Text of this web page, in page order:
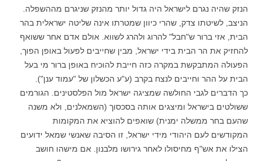
הנזק שהיה נגרם לישראל היה גדול יותר מהנזק שניגרם מההשפלה.
הניצב, לשיטתו צדק, שהרי כיוון שמטרתו אינה שליטה ישראלית בהר
הבית, אזי ברור ש"חבל" להרוג ולהרג לשווא. אולם אדם אחר ששואף
להחזיק את הר הבית בידי ישראל, מבין שחייבים לפעול באופן הפוך,
הפעולה המתבקשת במקרה כזה חייבת להוכיח באופן ברור מי בעל
הבית על ההר וחייבים לנצח בקרב (ע"ע הכשלון של "עמוד ענן").
כך הדברים לגבי החולשה שמציגה ישראל מול הפלסטינים. הגורמים
ששולטים בישראל ומיצגים אותה בסכסוך (השמאלנים, ולא משנה
שהעם בחר ממשלה ימנית) שואפים להוציא את המקומות
המקודשים לעם היהודי מידי ישראל, זו הסיבה שאנשי שמאל ידועים
הצילו את אש"ף מחיסולו לאחר גירושו מלבנון. אם מישהו חושב